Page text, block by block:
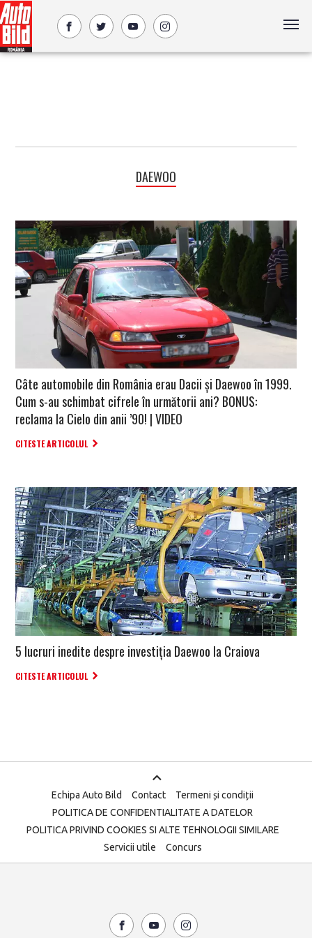
DAEWOO
Câte automobile din România erau Dacii și Daewoo în 1999.
Cum s-au schimbat cifrele în următorii ani? BONUS:
reclama la Cielo din anii ’90! | VIDEO
CITESTE ARTICOLUL
5 lucruri inedite despre investiția Daewoo la Craiova
CITESTE ARTICOLUL
Echipa Auto Bild Contact
Termeni și condiții
POLITICA DE CONFIDENTIALITATE A DATELOR
POLITICA PRIVIND COOKIES SI ALTE TEHNOLOGII SIMILARE
Servicii utile
Concurs